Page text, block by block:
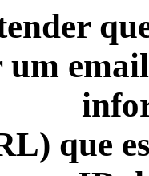
que